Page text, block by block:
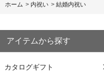
ホーム > 内祝い > 結婚内祝い
アイテムから探す
カタログギフト